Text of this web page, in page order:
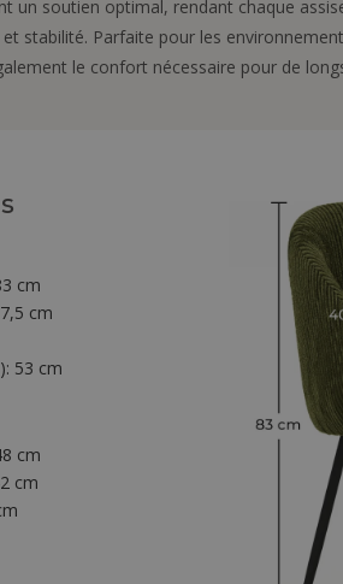
soutien optimal, rendant chaque
stabilité. Parfaite pour les
le confort nécessaire pour de
cm
cm
53 cm
cm
cm